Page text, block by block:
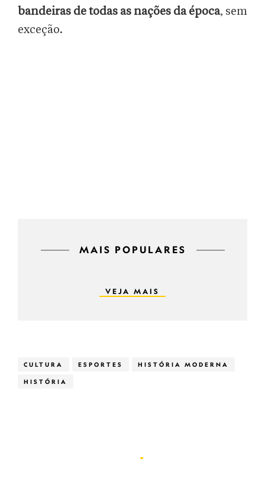
bandeiras de todas as nações da época, sem
exceção.
MAIS POPULARES
VEJA MAIS
CULTURA ESPORTES HISTÓRIA MODERNA
HISTÓRIA